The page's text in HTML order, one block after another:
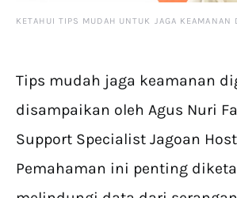
KETAHUI TIPS MUDAH UNTUK JAGA KEAMANAN
Tips mudah jaga keamanan
disampaikan oleh Agus Nuri
Support Specialist Jagoan
Pemahaman ini penting